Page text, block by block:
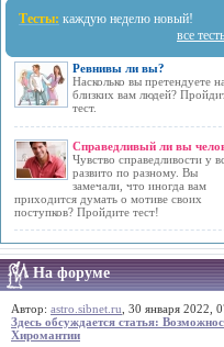
Тесты: каждую неделю новый!
все
Ревнивы ли вы?
Насколько вы претендуете на
близких вам людей?
тест.
Справедливый ли вы
Чувство справедливости у
развито по разному. Вы
замечали, что иногда вам
приходится думать о мотиве своих
поступков? Пройдите тест!
На форуме
Автор: astro.sibnet.ru , 30 января 2022,
Здесь обсуждается статья:
Хиромантии